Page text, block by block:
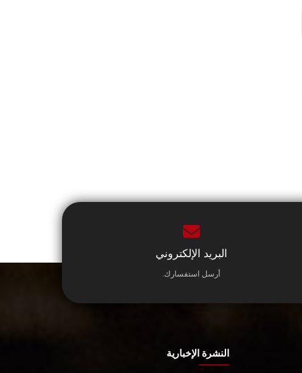
البريد الإلكتروني
أرسل استفسارك.
النشرة الإخبارية